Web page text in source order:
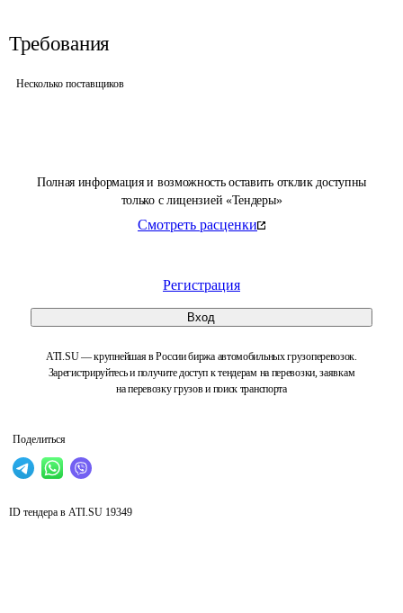
Полная информация и возможность оставить отклик доступны
только с лицензией «Тендеры»
Смотреть расценки
Регистрация
Вход
ATI.SU — крупнейшая в России биржа автомобильных грузоперевозок.
Зарегистрируйтесь и получите доступ к тендерам на перевозки, заявкам
на перевозку грузов и поиск транспорта
Поделиться
Требования
Несколько поставщиков
ID тендера в ATI.SU 19349